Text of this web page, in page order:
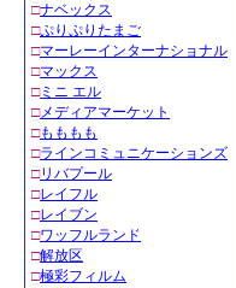
□ナベックス
□ぷりぷりたまご
□マーレーインターナショナル
□マックス
□ミニ エル
□メディアマーケット
□もももも
□ラインコミュニケーションズ
□リバプール
□レイフル
□レイブン
□ワッフルランド
□解放区
□極彩フィルム